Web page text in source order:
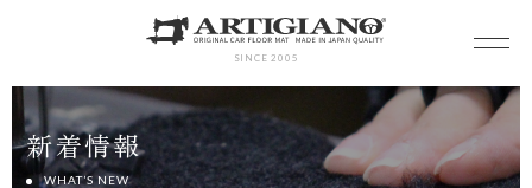
SINCE 2005
新着情報
WHAT’S NEW